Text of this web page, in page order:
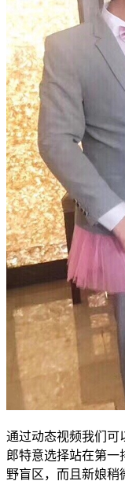
通过动态视频我们可
郎特意选择站在第
野盲区，而且新娘稍